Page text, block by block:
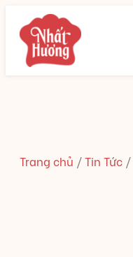
Trang chủ /Tin Tức /